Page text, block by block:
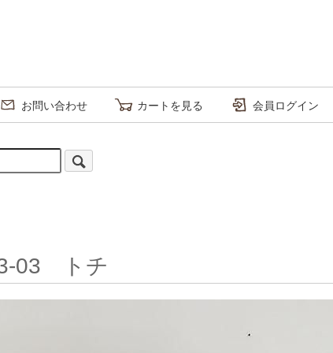
お問い合わせ カートを見る 会員ログイン
03 トチ